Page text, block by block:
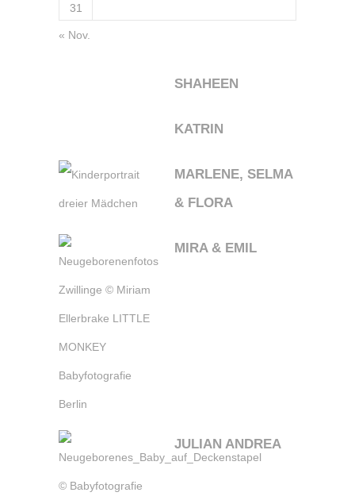
31
« Nov.
SHAHEEN
KATRIN
MARLENE, SELMA
& FLORA
MIRA & EMIL
JULIAN ANDREA